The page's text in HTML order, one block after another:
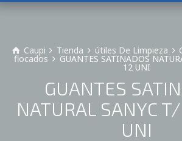
Caupi Tienda útiles De Limpieza
flocados GUANTES SATINADOS
12 UNI
GUANTES
NATURAL SANYC
UNI